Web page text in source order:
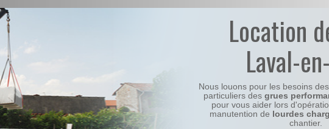
Location
Laval-
Nous louons pour les besoins
particuliers des grues
pour vous aider lors
manutention de lourdes
chantier.